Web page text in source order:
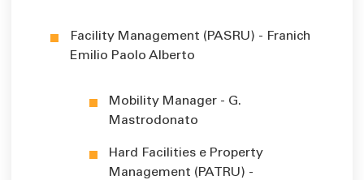
Facility Management (PASRU) - Franich
Emilio Paolo Alberto
Mobility Manager - G.
Mastrodonato
Hard Facilities e Property
Management (PATRU) -